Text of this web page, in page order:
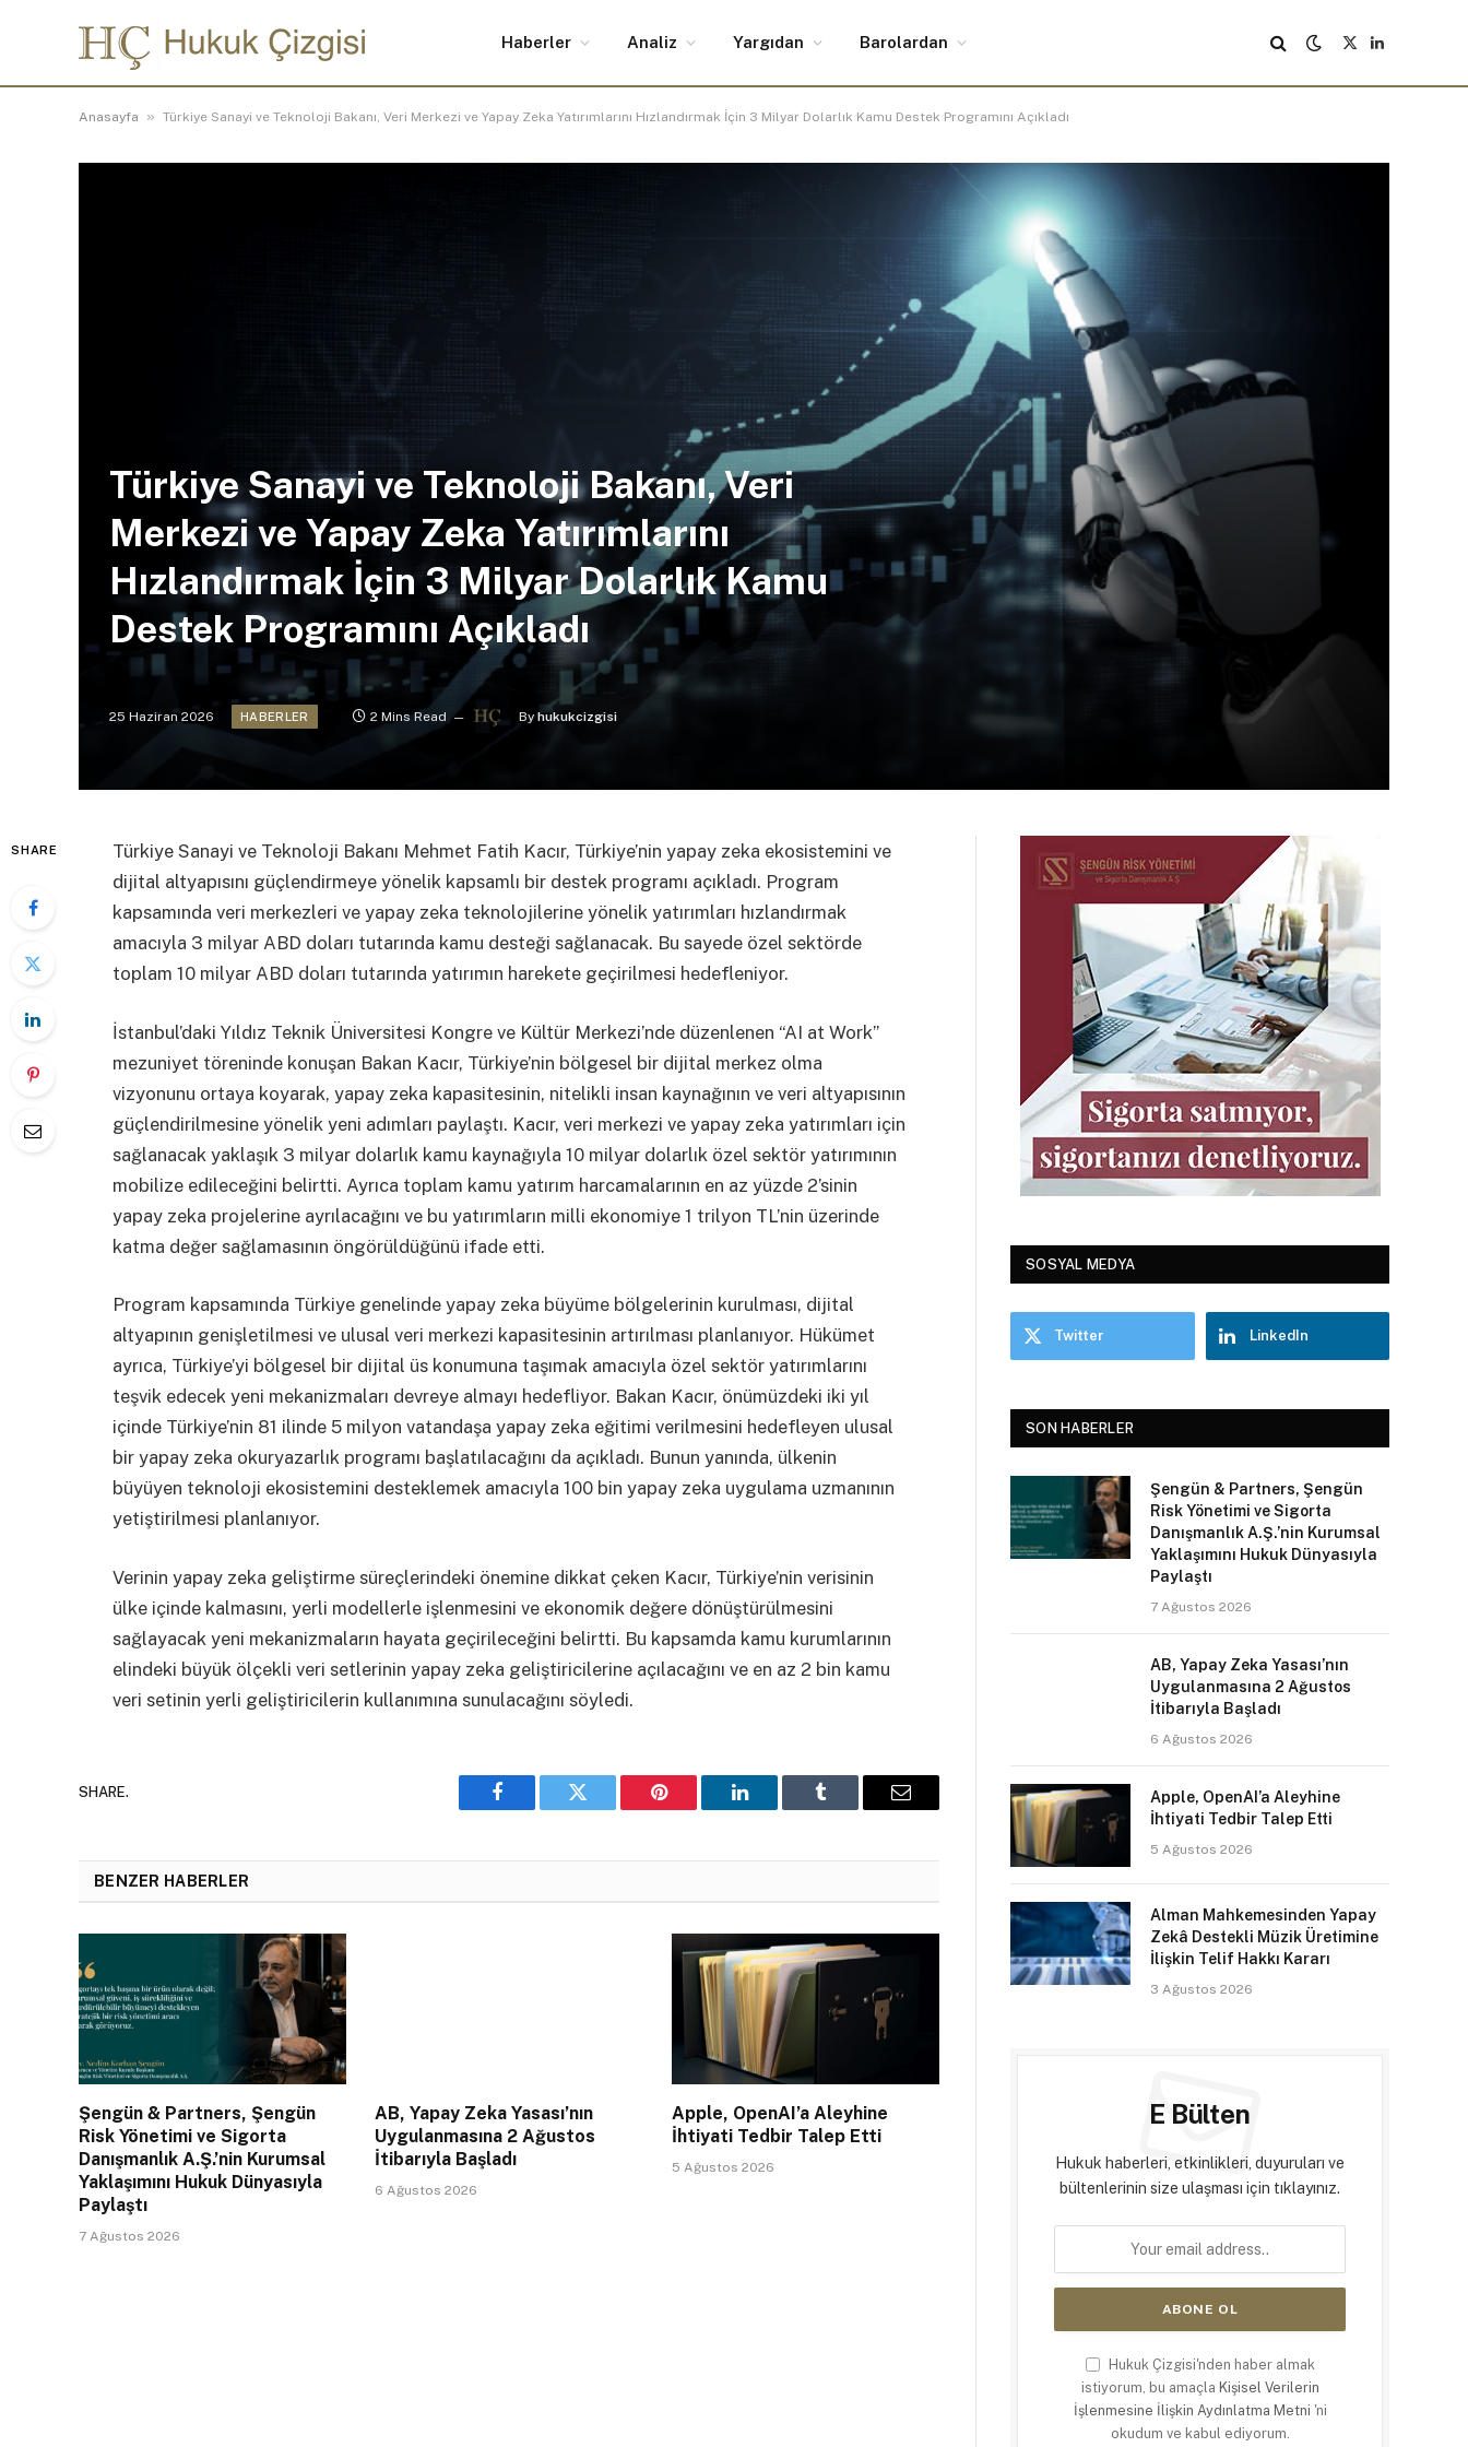
Haberler Analiz Yargıdan Barolardan
X
LinkedIn
Anasayfa » Türkiye Sanayi ve Teknoloji Bakanı, Veri Merkezi ve Yapay Zeka Yatırımlarını Hızlandırmak İçin 3 Milyar Dolarlık Kamu Destek Programını Açıkladı
Türkiye Sanayi ve Teknoloji Bakanı, Veri
Merkezi ve Yapay Zeka Yatırımlarını
Hızlandırmak İçin 3 Milyar Dolarlık Kamu
Destek Programını Açıkladı
25 Haziran 2026 HABERLER 2 Mins Read By hukukcizgisi
SHARE
Türkiye Sanayi ve Teknoloji Bakanı Mehmet Fatih Kacır, Türkiye’nin yapay zeka ekosistemini ve
dijital altyapısını güçlendirmeye yönelik kapsamlı bir destek programı açıkladı. Program
kapsamında veri merkezleri ve yapay zeka teknolojilerine yönelik yatırımları hızlandırmak
amacıyla 3 milyar ABD doları tutarında kamu desteği sağlanacak. Bu sayede özel sektörde
toplam 10 milyar ABD doları tutarında yatırımın harekete geçirilmesi hedefleniyor.
İstanbul’daki Yıldız Teknik Üniversitesi Kongre ve Kültür Merkezi’nde düzenlenen “AI at Work”
mezuniyet töreninde konuşan Bakan Kacır, Türkiye’nin bölgesel bir dijital merkez olma
vizyonunu ortaya koyarak, yapay zeka kapasitesinin, nitelikli insan kaynağının ve veri altyapısının
güçlendirilmesine yönelik yeni adımları paylaştı. Kacır, veri merkezi ve yapay zeka yatırımları için
sağlanacak yaklaşık 3 milyar dolarlık kamu kaynağıyla 10 milyar dolarlık özel sektör yatırımının
mobilize edileceğini belirtti. Ayrıca toplam kamu yatırım harcamalarının en az yüzde 2’sinin
yapay zeka projelerine ayrılacağını ve bu yatırımların milli ekonomiye 1 trilyon TL’nin üzerinde
katma değer sağlamasının öngörüldüğünü ifade etti.
Program kapsamında Türkiye genelinde yapay zeka büyüme bölgelerinin kurulması, dijital
altyapının genişletilmesi ve ulusal veri merkezi kapasitesinin artırılması planlanıyor. Hükümet
ayrıca, Türkiye’yi bölgesel bir dijital üs konumuna taşımak amacıyla özel sektör yatırımlarını
teşvik edecek yeni mekanizmaları devreye almayı hedefliyor. Bakan Kacır, önümüzdeki iki yıl
içinde Türkiye’nin 81 ilinde 5 milyon vatandaşa yapay zeka eğitimi verilmesini hedefleyen ulusal
bir yapay zeka okuryazarlık programı başlatılacağını da açıkladı. Bunun yanında, ülkenin
büyüyen teknoloji ekosistemini desteklemek amacıyla 100 bin yapay zeka uygulama uzmanının
yetiştirilmesi planlanıyor.
Verinin yapay zeka geliştirme süreçlerindeki önemine dikkat çeken Kacır, Türkiye’nin verisinin
ülke içinde kalmasını, yerli modellerle işlenmesini ve ekonomik değere dönüştürülmesini
sağlayacak yeni mekanizmaların hayata geçirileceğini belirtti. Bu kapsamda kamu kurumlarının
elindeki büyük ölçekli veri setlerinin yapay zeka geliştiricilerine açılacağını ve en az 2 bin kamu
veri setinin yerli geliştiricilerin kullanımına sunulacağını söyledi.
SHARE.
Facebook Twitter Pinterest LinkedIn Tumblr Email
BENZER HABERLER
Şengün & Partners, Şengün
Risk Yönetimi ve Sigorta
Danışmanlık A.Ş.’nin Kurumsal
Yaklaşımını Hukuk Dünyasıyla
Paylaştı
7 Ağustos 2026
AB, Yapay Zeka Yasası’nın
Uygulanmasına 2 Ağustos
İtibarıyla Başladı
6 Ağustos 2026
Apple, OpenAI’a Aleyhine
İhtiyati Tedbir Talep Etti
5 Ağustos 2026
SOSYAL MEDYA
Twitter LinkedIn
SON HABERLER
Şengün & Partners, Şengün
Risk Yönetimi ve Sigorta
Danışmanlık A.Ş.’nin Kurumsal
Yaklaşımını Hukuk Dünyasıyla
Paylaştı
7 Ağustos 2026
AB, Yapay Zeka Yasası’nın
Uygulanmasına 2 Ağustos
İtibarıyla Başladı
6 Ağustos 2026
Apple, OpenAI’a Aleyhine
İhtiyati Tedbir Talep Etti
5 Ağustos 2026
Alman Mahkemesinden Yapay
Zekâ Destekli Müzik Üretimine
İlişkin Telif Hakkı Kararı
3 Ağustos 2026
E Bülten
Hukuk haberleri, etkinlikleri, duyuruları ve
bültenlerinin size ulaşması için tıklayınız.
Hukuk Çizgisi'nden haber almak
istiyorum, bu amaçla Kişisel Verilerin
İşlenmesine İlişkin Aydınlatma Metni 'ni
okudum ve kabul ediyorum.